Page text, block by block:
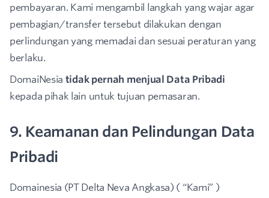
pembayaran. Kami mengambil langkah yang wajar agar
pembagian/transfer tersebut dilakukan dengan
perlindungan yang memadai dan sesuai peraturan yang
berlaku.
DomaiNesia tidak pernah menjual Data Pribadi
kepada pihak lain untuk tujuan pemasaran.
9. Keamanan dan Pelindungan Data
Pribadi
Domainesia (PT Delta Neva Angkasa) ( “Kami” )